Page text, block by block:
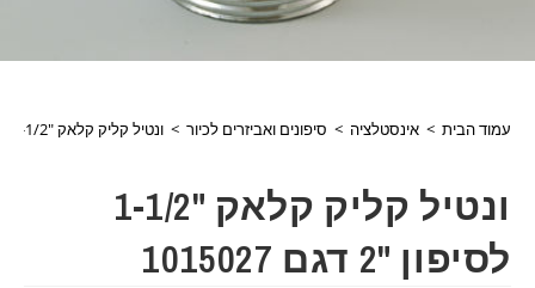
עמוד הבית > אינסטלציה > סיפונים ואביזרים לכיור > ונטיל קליק קלאק "1-1/2 לסיפון "2 דגם 1015027
ונטיל קליק קלאק "1-1/2
לסיפון "2 דגם 1015027